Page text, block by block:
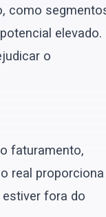
como
elevado.
o
faturamento,
real proporciona
fora do